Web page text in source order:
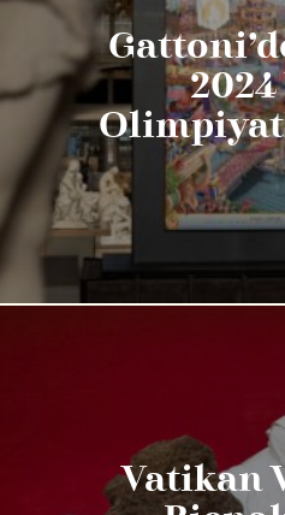
2024
Vatikan